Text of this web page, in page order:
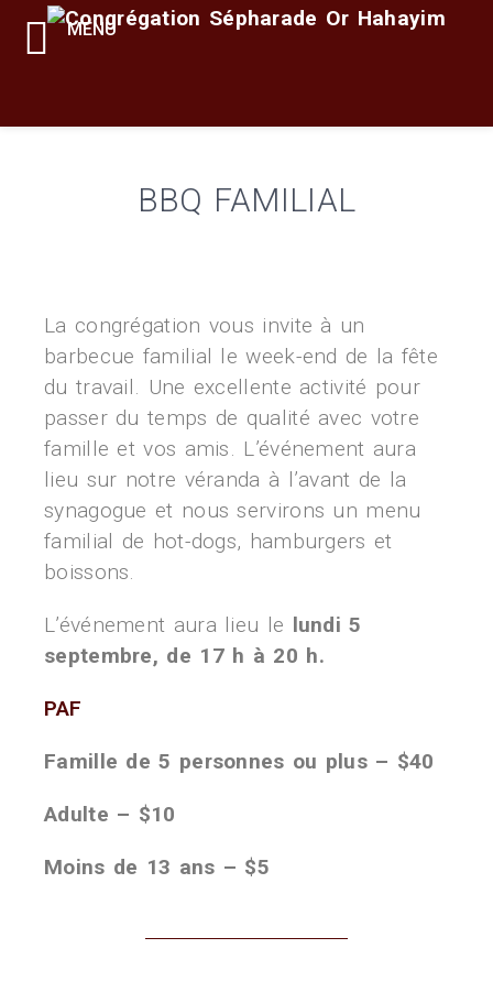
BBQ FAMILIAL
La congrégation vous invite à un
barbecue familial le week-end de la fête
du travail. Une excellente activité pour
passer du temps de qualité avec votre
famille et vos amis. L’événement aura
lieu sur notre véranda à l’avant de la
synagogue et nous servirons un menu
familial de hot-dogs, hamburgers et
boissons.
L’événement aura lieu le lundi 5
septembre, de 17 h à 20 h.
PAF
Famille de 5 personnes ou plus – $40
Adulte – $10
Moins de 13 ans – $5
MENU